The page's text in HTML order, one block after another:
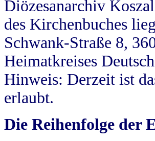
Diözesanarchiv
des Kirchenbuches
Schwank-Straße 8,
Heimatkreises
Hinweis: Derzeit ist
erlaubt.
Die Reihenfolge der